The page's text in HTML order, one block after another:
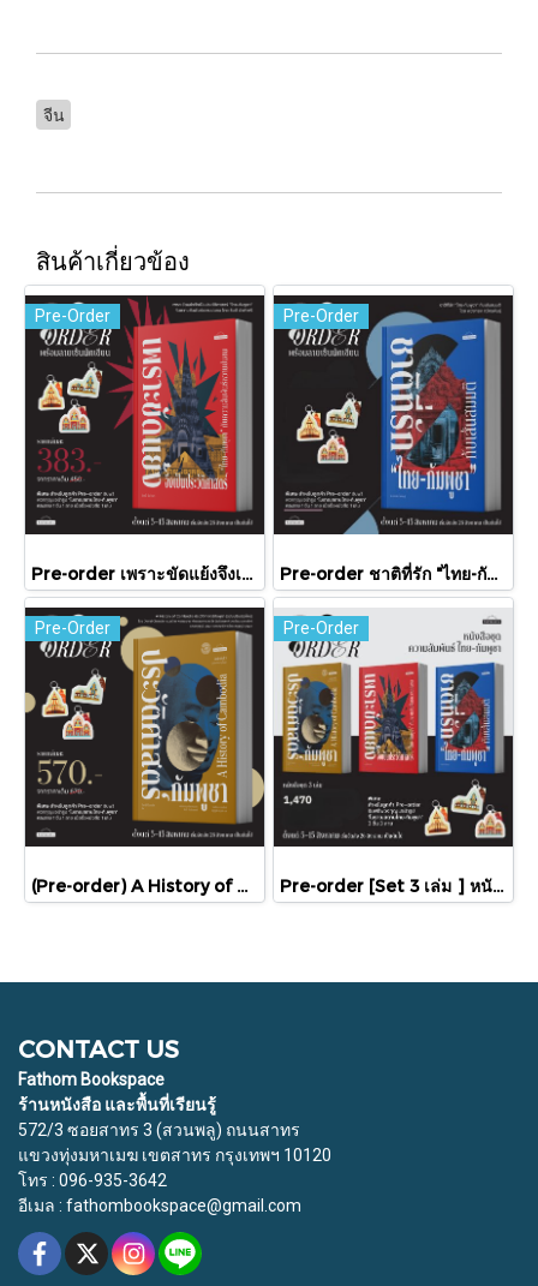
จีน
สินค้าเกี่ยวข้อง
Pre-Order
Pre-order เพราะขัดแย้งจึงเป็นประวัติศาสตร์ "ไทย-กัมพูชา" กับความสัมพันธ์หวานปนขม / มติชน
Pre-Order
Pre-order ชาติที่รัก "ไทย-กัมพูชา" กับเส้นสมมติ / พวงทอง ภวัครพันธุ์ / มติชน
Pre-Order
(Pre-order) A History of Cambodia ประวัติศาสตร์กัมพูชา (ฉบับปรับปรุงใหม่) / David Chandler / มติชน
Pre-Order
Pre-order [Set 3 เล่ม ] หนังสือชุดความสัมพันธ์ "ไทย-กัมพูชา" / มติชน
CONTACT US
Fathom Bookspace
ร้านหนังสือ และพื้นที่เรียนรู้
572/3 ซอยสาทร 3 (สวนพลู) ถนนสาทร
แขวงทุ่งมหาเมฆ เขตสาทร กรุงเทพฯ 10120
โทร : 096-935-3642
อีเมล : fathombookspace@gmail.com